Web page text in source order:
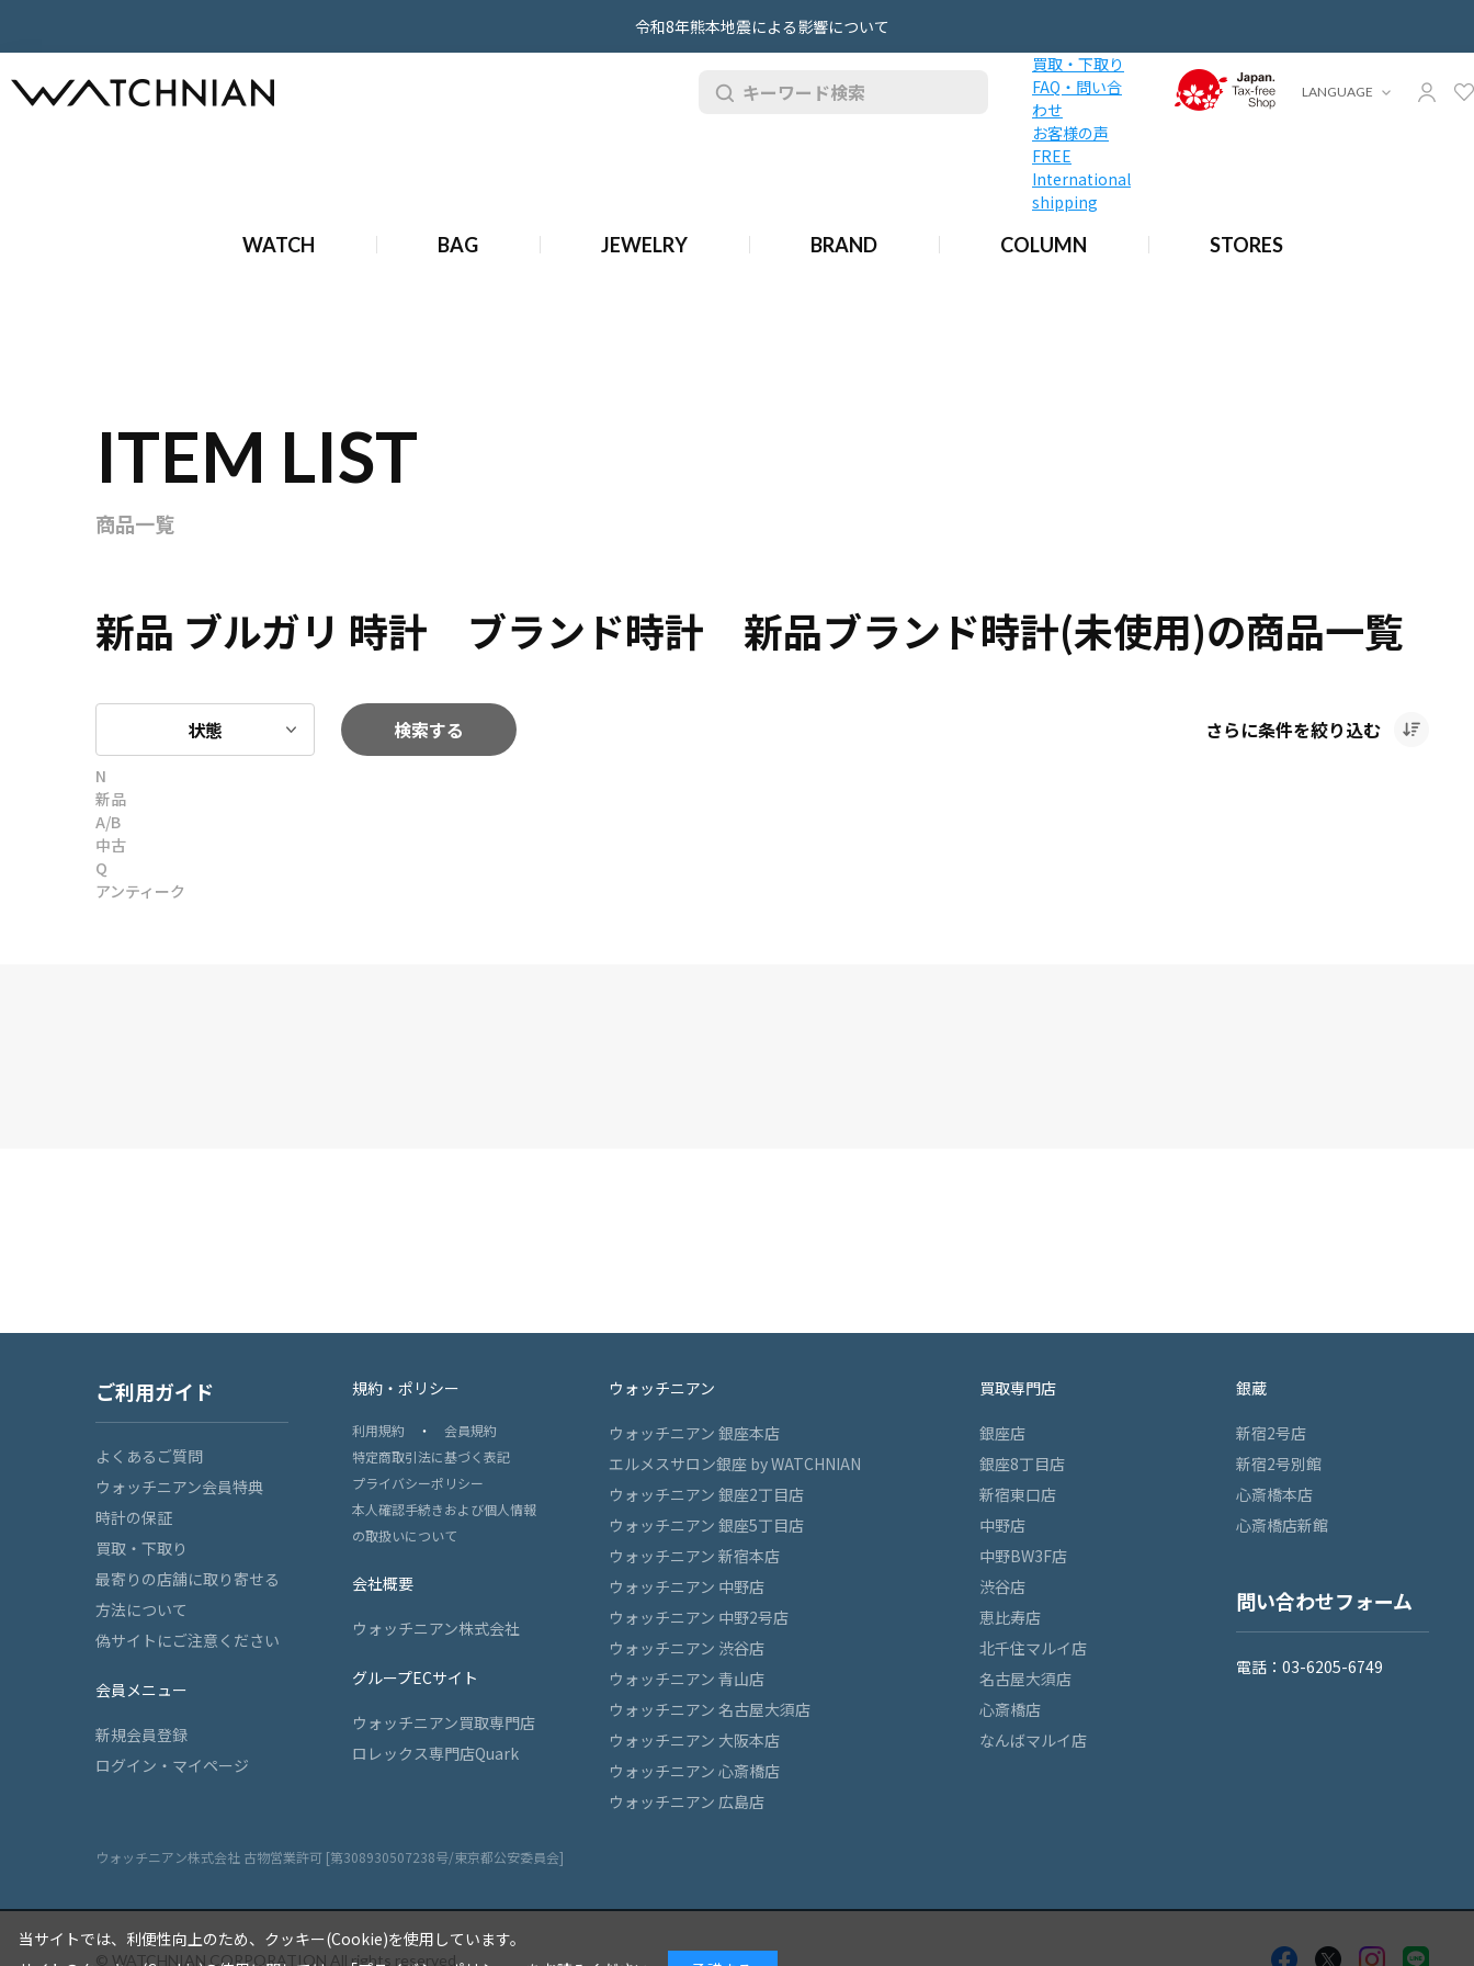
令和8年熊本地震による影響について
買取・下取り
FAQ・問い合
わせ
お客様の声
FREE
International
shipping
WATCH BAG JEWELRY BRAND COLUMN STORES
LANGUAGE
ITEM LIST
商品一覧
新品 ブルガリ 時計 ブランド時計 新品ブランド時計(未使用)の商品一覧
状態 検索する さらに条件を絞り込む
N
新品
A/B
中古
Q
アンティーク
ご利用ガイド
よくあるご質問
ウォッチニアン会員特典
時計の保証
買取・下取り
最寄りの店舗に取り寄せる
方法について
偽サイトにご注意ください
会員メニュー
新規会員登録
ログイン・マイページ
規約・ポリシー
利用規約 ・ 会員規約
特定商取引法に基づく表記
プライバシーポリシー
本人確認手続きおよび個人情報
の取扱いについて
会社概要
ウォッチニアン株式会社
グループECサイト
ウォッチニアン買取専門店
ロレックス専門店Quark
ウォッチニアン
ウォッチニアン 銀座本店
エルメスサロン銀座 by WATCHNIAN
ウォッチニアン 銀座2丁目店
ウォッチニアン 銀座5丁目店
ウォッチニアン 新宿本店
ウォッチニアン 中野店
ウォッチニアン 中野2号店
ウォッチニアン 渋谷店
ウォッチニアン 青山店
ウォッチニアン 名古屋大須店
ウォッチニアン 大阪本店
ウォッチニアン 心斎橋店
ウォッチニアン 広島店
買取専門店
銀座店
銀座8丁目店
新宿東口店
中野店
中野BW3F店
渋谷店
恵比寿店
北千住マルイ店
名古屋大須店
心斎橋店
なんばマルイ店
銀蔵
新宿2号店
新宿2号別館
心斎橋本店
心斎橋店新館
問い合わせフォーム
電話：03-6205-6749
ウォッチニアン株式会社 古物営業許可 [第308930507238号/東京都公安委員会]
© WATCHNIAN CORPORATION All rights reserved.
当サイトでは、利便性向上のため、クッキー(Cookie)を使用しています。